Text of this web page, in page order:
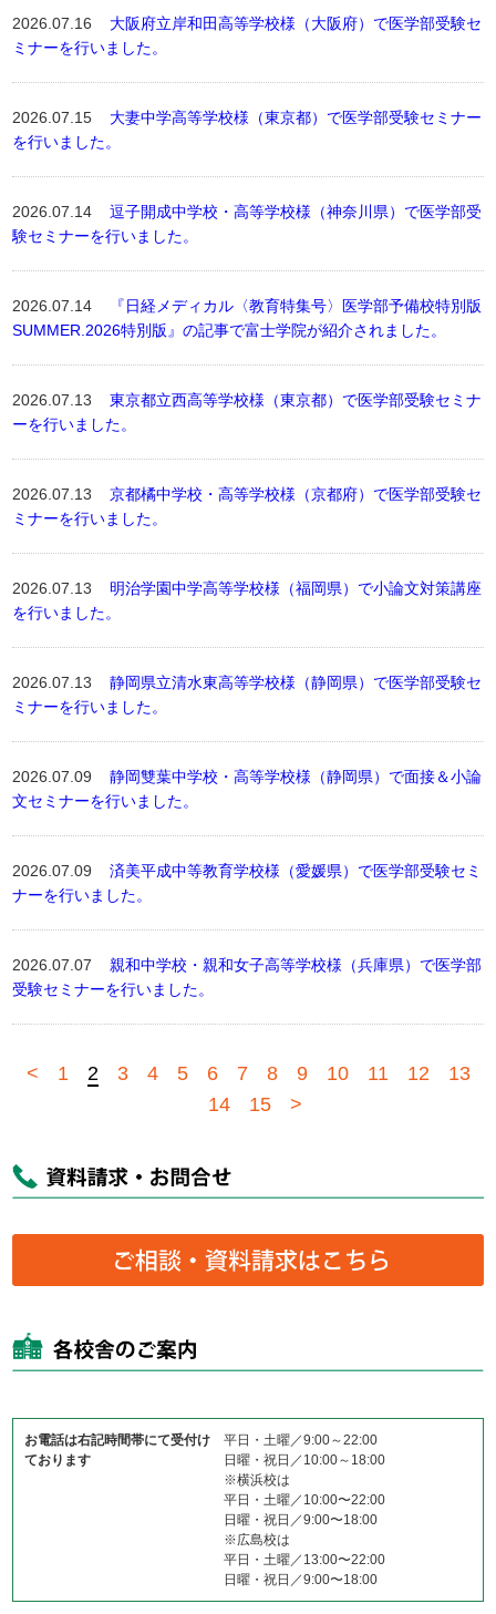
2026.07.16 大阪府立岸和田高等学校様（大阪府）で医学部受験セ
ミナーを行いました。
2026.07.15 大妻中学高等学校様（東京都）で医学部受験セミナー
を行いました。
2026.07.14逗子開成中学校・高等学校様（神奈川県）で医学部受
験セミナーを行いました。
2026.07.14
『日経メディカル〈教育特集号〉医学部予備校特別版
SUMMER.2026特別版』の記事で富士学院が紹介されました。
2026.07.13東京都立西高等学校様（東京都）で医学部受験セミナ
ーを行いました。
2026.07.13京都橘中学校・高等学校様（京都府）で医学部受験セ
ミナーを行いました。
2026.07.13 明治学園中学高等学校様（福岡県）で小論文対策講座
を行いました。
2026.07.13静岡県立清水東高等学校様（静岡県）で医学部受験セ
ミナーを行いました。
2026.07.09静岡雙葉中学校・高等学校様（静岡県）で面接＆小論
文セミナーを行いました。
2026.07.09済美平成中等教育学校様（愛媛県）で医学部受験セミ
ナーを行いました。
2026.07.07親和中学校・親和女子高等学校様（兵庫県）で医学部
受験セミナーを行いました。
< 1 2 3 4 5 6 7 8 9 10 11 12
13
14
15 >
お電話は右記時間帯にて受付け
ております
平日・土曜／9:00～22:00
日曜・祝日／10:00～18:00
※横浜校は
平日・土曜／10:00〜22:00
日曜・祝日／9:00〜18:00
※広島校は
平日・土曜／13:00〜22:00
日曜・祝日／9:00〜18:00